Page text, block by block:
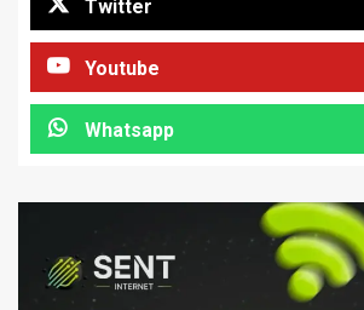
Twitter
Youtube
Whatsapp